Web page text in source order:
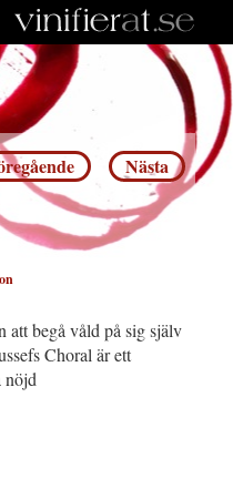
Nästa
att begå våld på sig själv
Choral är ett
nöjd